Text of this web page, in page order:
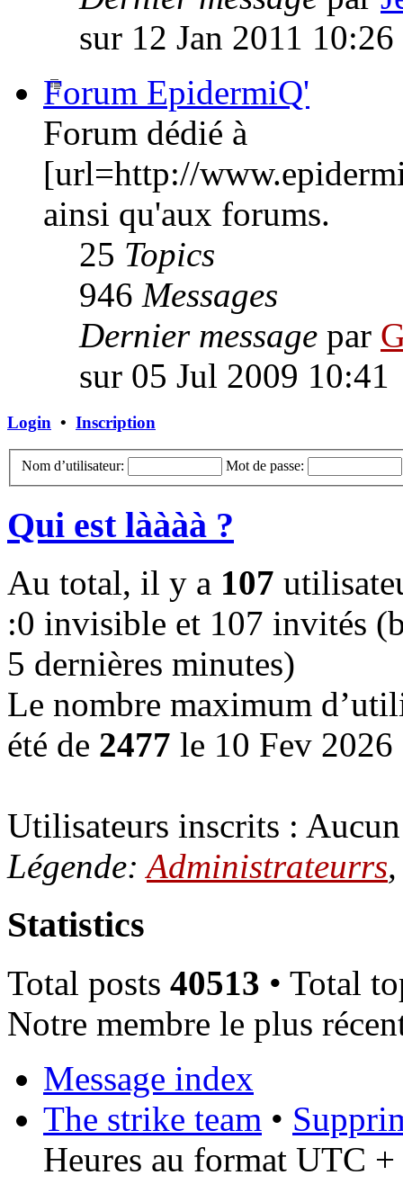
sur 12 Jan 2011 10:26
Forum EpidermiQ'
Forum dédié à
[url=http://
ainsi qu'aux forums.
25 Topics
946 Messages
Dernier message par
sur 05 Jul 2009 10:41
Login • Inscription
Nom d’utilisateur: Mot de passe:
Qui est làààà ?
Au total, il y a 107
:0 invisible et 107 invités
5 dernières minutes)
Le nombre maximum
été de 2477 le 10 Fev
Utilisateurs inscrits :
Légende:Administrateurrs
Statistics
Total posts 40513 • Total
Notre membre le plus
Message index
The strike team •
Heures au format UTC